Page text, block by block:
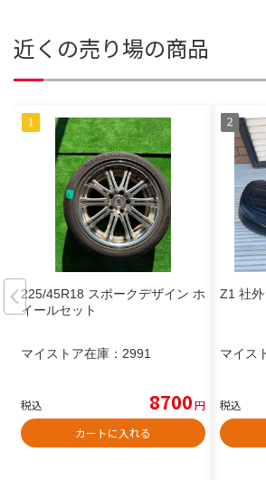
近くの売り場の商品
225/45R18 スポークデザイン ホ
イールセット
マイストア在庫： 2991
税込 8700円
カートに入れる
Z1 社
マイス
税込